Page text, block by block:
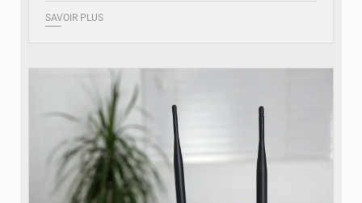
SAVOIR PLUS